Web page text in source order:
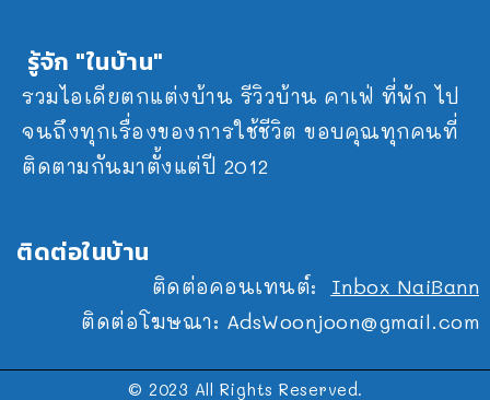
รู้จัก "ในบ้าน"
รวมไอเดียตกแต่งบ้าน รีวิวบ้าน คาเฟ่ ที่พัก ไป
จนถึงทุกเรื่องของการใช้ชีวิต ขอบคุณทุกคนที่
ติดตามกันมาตั้งแต่ปี 2012
ติดต่อในบ้าน
ติดต่อคอนเทนต์: Inbox NaiBann
ติดต่อโฆษณา: AdsWoonjoon@gmail.com
© 2023 All Rights Reserved.